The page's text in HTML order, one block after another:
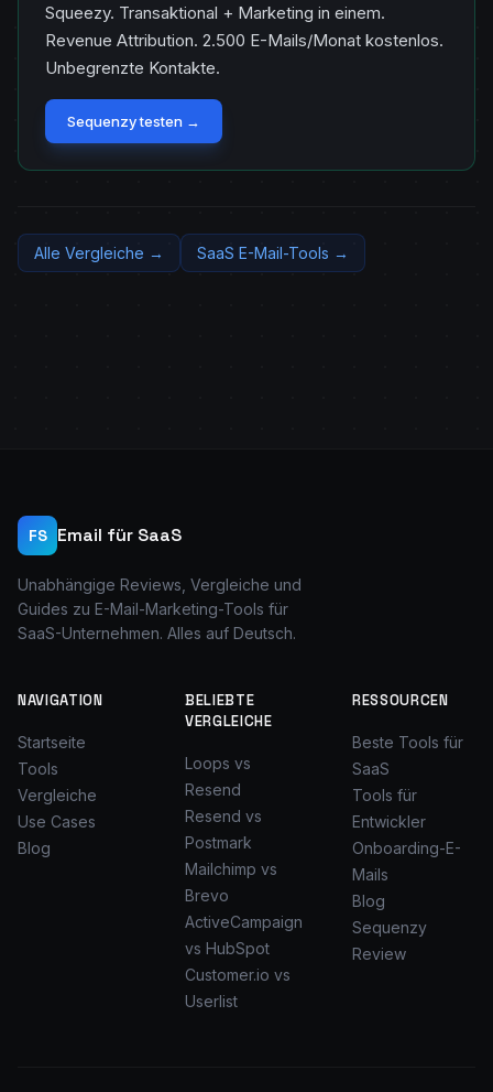
Squeezy. Transaktional + Marketing in einem.
Revenue Attribution. 2.500 E-Mails/Monat kostenlos.
Unbegrenzte Kontakte.
Sequenzy testen →
Alle Vergleiche → SaaS E-Mail-Tools →
FS Email für SaaS
Unabhängige Reviews, Vergleiche und
Guides zu E-Mail-Marketing-Tools für
SaaS-Unternehmen. Alles auf Deutsch.
NAVIGATION
Startseite
Tools
Vergleiche
Use Cases
Blog
BELIEBTE
VERGLEICHE
Loops vs
Resend
Resend vs
Postmark
Mailchimp vs
Brevo
ActiveCampaign
vs HubSpot
Customer.io vs
Userlist
RESSOURCEN
Beste Tools für
SaaS
Tools für
Entwickler
Onboarding-E-
Mails
Blog
Sequenzy
Review